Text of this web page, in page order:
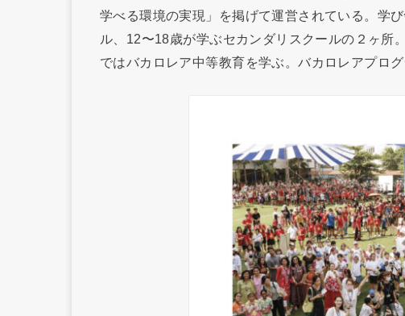
学べる環境の実現」を掲げて運営されている。学
ル、12〜18歳が学ぶセカンダリスクールの２ヶ所
ではバカロレア中等教育を学ぶ。バカロレアプロ